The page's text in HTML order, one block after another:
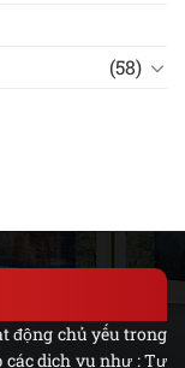
(58)
động chủ yếu trong
dịch vụ như : Tư